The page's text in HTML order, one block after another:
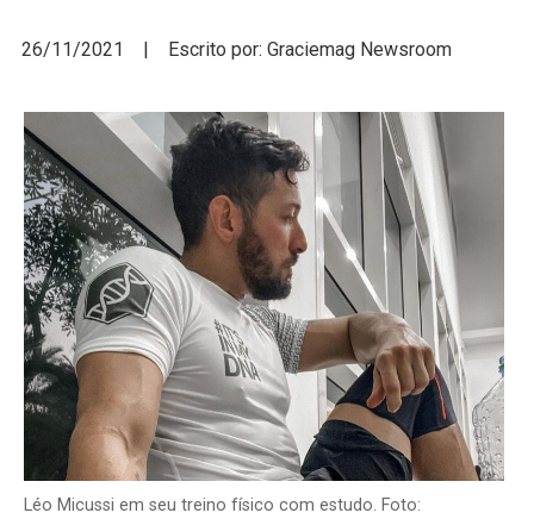
26/11/2021 | Escrito por: Graciemag Newsroom
Léo Micussi em seu treino físico com estudo. Foto: